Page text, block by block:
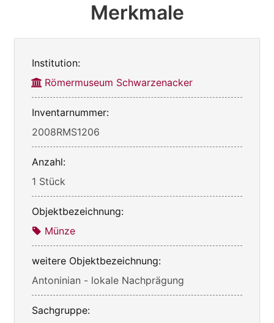
Merkmale
Institution:
Römermuseum Schwarzenacker
Inventarnummer:
2008RMS1206
Anzahl:
1 Stück
Objektbezeichnung:
Münze
weitere Objektbezeichnung:
Antoninian - lokale Nachprägung
Sachgruppe: